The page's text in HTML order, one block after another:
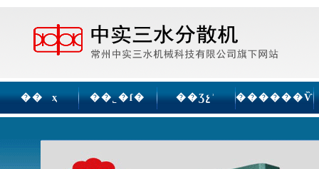
�� ҳ ��˾�ſ� ��Ʒչʾ ������Ѷ